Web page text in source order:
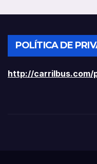
POLÍTICA DE
http://carrilbus.com/